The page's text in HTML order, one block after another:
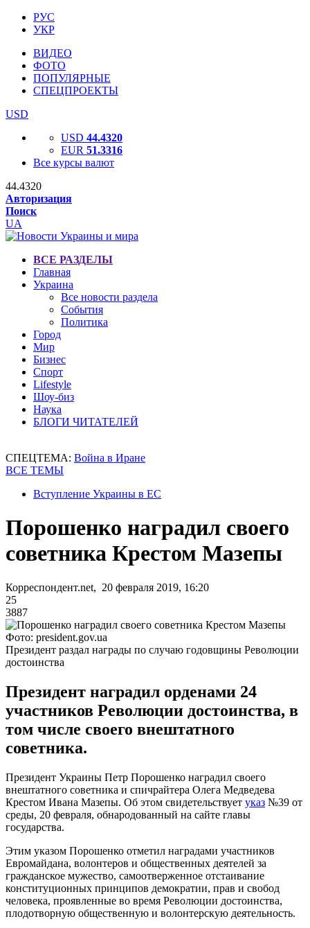
РУС
УКР
ВИДЕО
ФОТО
ПОПУЛЯРНЫЕ
СПЕЦПРОЕКТЫ
USD
USD 44.4320
EUR 51.3316
Все курсы валют
44.4320
Авторизация
Поиск
UA
ВСЕ РАЗДЕЛЫ
Главная
Украина
Все новости раздела
События
Политика
Город
Мир
Бизнес
Спорт
Lifestyle
Шоу-биз
Наука
БЛОГИ ЧИТАТЕЛЕЙ
СПЕЦТЕМА: Война в Иране
ВСЕ ТЕМЫ
Вступление Украины в ЕС
Порошенко наградил своего
советника Крестом Мазепы
Корреспондент.net, 20 февраля 2019, 16:20
25
3887
Фото: president.gov.ua
Президент раздал награды по случаю годовщины Революции
достоинства
Президент наградил орденами 24
участников Революции достоинства, в
том числе своего внештатного
советника.
Президент Украины Петр Порошенко наградил своего
внештатного советника и спичрайтера Олега Медведева
Крестом Ивана Мазепы. Об этом свидетельствует указ №39 от
среды, 20 февраля, обнародованный на сайте главы
государства.
Этим указом Порошенко отметил наградами участников
Евромайдана, волонтеров и общественных деятелей за
гражданское мужество, самоотверженное отстаивание
конституционных принципов демократии, прав и свобод
человека, проявленные во время Революции достоинства,
плодотворную общественную и волонтерскую деятельность.